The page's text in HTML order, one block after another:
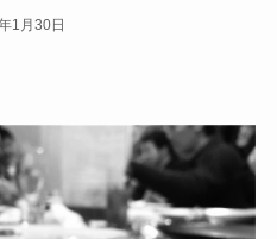
1月30日